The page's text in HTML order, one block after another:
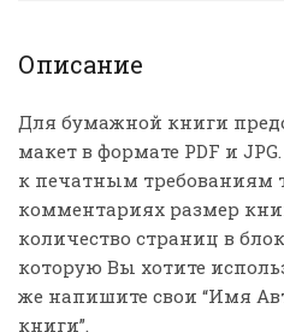
Описание
Для бумажной книги
макет в формате PDF и
к печатным требованиям
комментариях размер
количество страниц в
которую Вы хотите
же напишите свои “Имя
книги”.